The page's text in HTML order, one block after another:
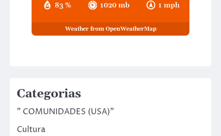
83 % 1020 mb 1 mph
Weather from OpenWeatherMap
Categorias
" COMUNIDADES (USA)"
Cultura